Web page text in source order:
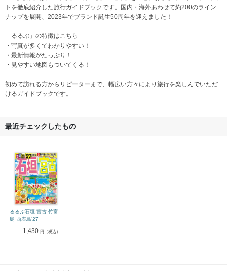
トを徹底紹介した旅行ガイドブックです。国内・海外あわせて約200のライン
ナップを展開、2023年でブランド誕生50周年を迎えました！
「るるぶ」の特徴はこちら
・写真が多くてわかりやすい！
・最新情報がたっぷり！
・見やすい地図もついてくる！
初めて訪れる方からリピーターまで、幅広い方々により旅行を楽しんでいただ
けるガイドブックです。
最近チェックしたもの
るるぶ石垣 宮古 竹富
島 西表島’27
1,430円（税込）